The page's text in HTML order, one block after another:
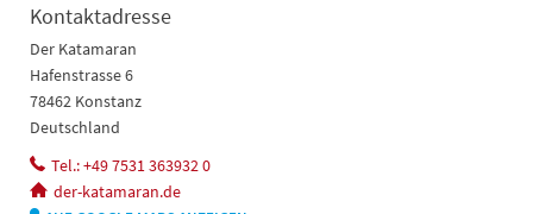
Kontaktadresse
Der Katamaran
Hafenstrasse 6
78462 Konstanz
Deutschland
Tel.: +49 7531 363932 0
der-katamaran.de